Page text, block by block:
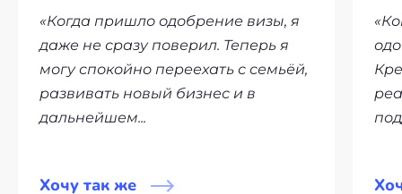
«Когда пришло одобрение визы, я
даже не сразу поверил. Теперь я
могу спокойно переехать с семьёй,
развивать новый бизнес и в
дальнейшем...
Хочу так же